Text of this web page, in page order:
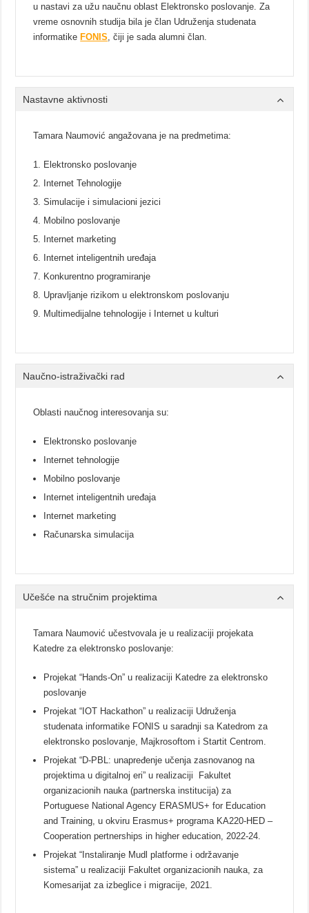
u nastavi za užu naučnu oblast Elektronsko poslovanje. Za
vreme osnovnih studija bila je član Udruženja studenata
informatike FONIS , čiji je sada alumni član.
Nastavne aktivnosti
Tamara Naumović angažovana je na predmetima:
Elektronsko poslovanje
Internet Tehnologije
Simulacije i simulacioni jezici
Mobilno poslovanje
Internet marketing
Internet inteligentnih uređaja
Konkurentno programiranje
Upravljanje rizikom u elektronskom poslovanju
Multimedijalne tehnologije i Internet u kulturi
Naučno-istraživački rad
Oblasti naučnog interesovanja su:
Elektronsko poslovanje
Internet tehnologije
Mobilno poslovanje
Internet inteligentnih uređaja
Internet marketing
Računarska simulacija
Učešće na stručnim projektima
Tamara Naumović učestvovala je u realizaciji projekata
Katedre za elektronsko poslovanje:
Projekat “Hands-On” u realizaciji Katedre za elektronsko
poslovanje
Projekat “IOT Hackathon” u realizaciji Udruženja
studenata informatike FONIS u saradnji sa Katedrom za
elektronsko poslovanje, Majkrosoftom i Startit Centrom.
Projekat “D-PBL: unapređenje učenja zasnovanog na
projektima u digitalnoj eri” u realizaciji Fakultet
organizacionih nauka (partnerska institucija) za
Portuguese National Agency ERASMUS+ for Education
and Training, u okviru Erasmus+ programa KA220-HED –
Cooperation pertnerships in higher education, 2022-24.
Projekat “Instaliranje Mudl platforme i održavanje
sistema” u realizaciji Fakultet organizacionih nauka, za
Komesarijat za izbeglice i migracije, 2021.